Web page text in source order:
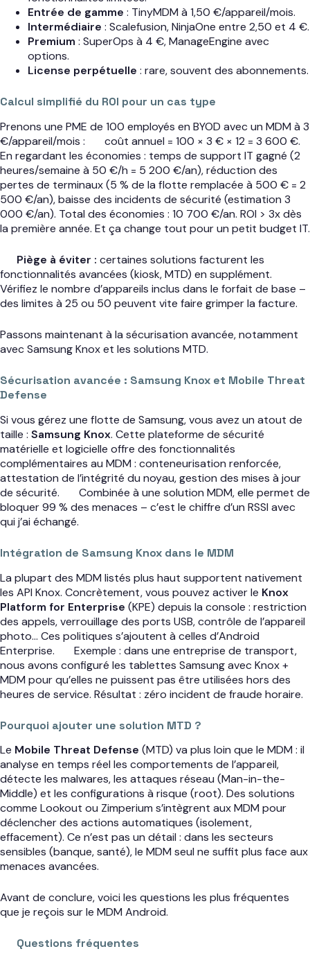
Entrée de gamme : TinyMDM à 1,50 €/appareil/mois.
Intermédiaire : Scalefusion, NinjaOne entre 2,50 et 4 €.
Premium : SuperOps à 4 €, ManageEngine avec
options.
License perpétuelle : rare, souvent des abonnements.
Calcul simplifié du ROI pour un cas type
Prenons une PME de 100 employés en BYOD avec un MDM à 3
€/appareil/mois :
coût annuel = 100 × 3 € × 12 = 3 600 €.
En regardant les économies : temps de support IT gagné (2
heures/semaine à 50 €/h = 5 200 €/an), réduction des
pertes de terminaux (5 % de la flotte remplacée à 500 € = 2
500 €/an), baisse des incidents de sécurité (estimation 3
000 €/an). Total des économies : 10 700 €/an. ROI > 3x dès
la première année. Et ça change tout pour un petit budget IT.
Piège à éviter : certaines solutions facturent les
fonctionnalités avancées (kiosk, MTD) en supplément.
Vérifiez le nombre d’appareils inclus dans le forfait de base –
des limites à 25 ou 50 peuvent vite faire grimper la facture.
Passons maintenant à la sécurisation avancée, notamment
avec Samsung Knox et les solutions MTD.
Sécurisation avancée : Samsung Knox et Mobile Threat
Defense
Si vous gérez une flotte de Samsung, vous avez un atout de
taille : Samsung Knox. Cette plateforme de sécurité
matérielle et logicielle offre des fonctionnalités
complémentaires au MDM : conteneurisation renforcée,
attestation de l’intégrité du noyau, gestion des mises à jour
de sécurité.
Combinée à une solution MDM, elle permet de
bloquer 99 % des menaces – c’est le chiffre d’un RSSI avec
qui j’ai échangé.
Intégration de Samsung Knox dans le MDM
La plupart des MDM listés plus haut supportent nativement
les API Knox. Concrètement, vous pouvez activer le Knox
Platform for Enterprise (KPE) depuis la console : restriction
des appels, verrouillage des ports USB, contrôle de l’appareil
photo… Ces politiques s’ajoutent à celles d’Android
Enterprise.
Exemple : dans une entreprise de transport,
nous avons configuré les tablettes Samsung avec Knox +
MDM pour qu’elles ne puissent pas être utilisées hors des
heures de service. Résultat : zéro incident de fraude horaire.
Pourquoi ajouter une solution MTD ?
Le Mobile Threat Defense (MTD) va plus loin que le MDM : il
analyse en temps réel les comportements de l’appareil,
détecte les malwares, les attaques réseau (Man-in-the-
Middle) et les configurations à risque (root). Des solutions
comme Lookout ou Zimperium s’intègrent aux MDM pour
déclencher des actions automatiques (isolement,
effacement). Ce n’est pas un détail : dans les secteurs
sensibles (banque, santé), le MDM seul ne suffit plus face aux
menaces avancées.
Avant de conclure, voici les questions les plus fréquentes
que je reçois sur le MDM Android.
Questions fréquentes